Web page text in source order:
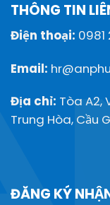
THÔNG TIN
Điện thoại: 0981
Email:
Địa chỉ: Tòa A2,
Trung Hòa, Cầu
ĐĂNG KÝ